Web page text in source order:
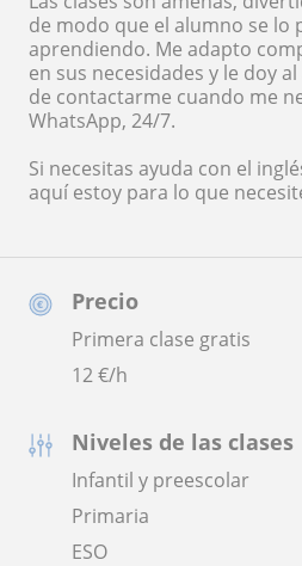
Precio
Primera clase gratis
12€/h
Niveles de las clases
Infantil y preescolar
Primaria
ESO
de modo que el alumno se lo
aprendiendo. Me adapto
en sus necesidades y le doy
de contactarme cuando me
WhatsApp, 24/7.
Si necesitas ayuda con el
aquí estoy para lo que